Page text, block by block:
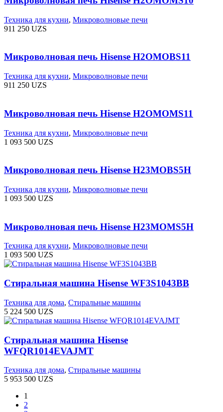
Техника для кухни, Микроволновые печи
911 250 UZS
Микроволновая печь Hisense H2OMOBS11
Техника для кухни, Микроволновые печи
911 250 UZS
Микроволновая печь Hisense H2OMOMS11
Техника для кухни, Микроволновые печи
1 093 500 UZS
Микроволновая печь Hisense H23MOBS5H
Техника для кухни, Микроволновые печи
1 093 500 UZS
Микроволновая печь Hisense H23MOMS5H
Техника для кухни, Микроволновые печи
1 093 500 UZS
Стиральная машина Hisense WF3S1043BB
Техника для дома, Стиральные машины
5 224 500 UZS
Стиральная машина Hisense
WFQR1014EVAJMT
Техника для дома, Стиральные машины
5 953 500 UZS
1
2